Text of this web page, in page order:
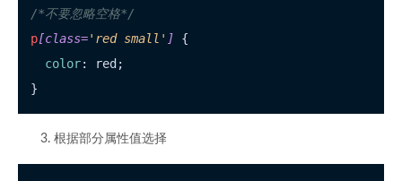
/*不要忽略空格*/
p[class='red small' ] {
color: red;
根据部分属性值选择